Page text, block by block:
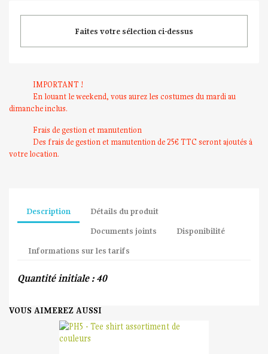
Faites votre sélection ci-dessus
IMPORTANT !
En louant le weekend, vous aurez les costumes du mardi au
dimanche inclus.
Frais de gestion et manutention
Des frais de gestion et manutention de 25€ TTC seront ajoutés à
votre location.
Description
Détails du produit
Documents joints
Disponibilité
Informations sur les tarifs
Quantité initiale : 40
VOUS AIMEREZ AUSSI